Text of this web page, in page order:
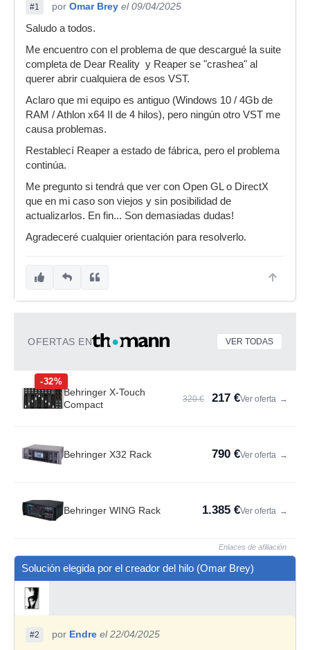
#1 por Omar Brey el 09/04/2025
Saludo a todos.
Me encuentro con el problema de que descargué la suite
completa de Dear Reality y Reaper se "crashea" al
querer abrir cualquiera de esos VST.
Aclaro que mi equipo es antiguo (Windows 10 / 4Gb de
RAM / Athlon x64 II de 4 hilos), pero ningún otro VST me
causa problemas.
Restablecí Reaper a estado de fábrica, pero el problema
continúa.
Me pregunto si tendrá que ver con Open GL o DirectX
que en mi caso son viejos y sin posibilidad de
actualizarlos. En fin... Son demasiadas dudas!
Agradeceré cualquier orientación para resolverlo.
OFERTAS EN VER TODAS
-32%
Behringer X-Touch
Compact
320 € 217 €Ver oferta →
Behringer X32 Rack 790 €Ver oferta →
Behringer WING Rack 1.385 €Ver oferta →
Enlaces de afiliación
Solución elegida por el creador del hilo (Omar Brey)
#2 por Endre el 22/04/2025